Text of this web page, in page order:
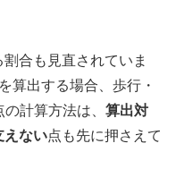
合も見直されていま
算出する場合、歩行・
計算方法は、 算出対
えない点も先に押さえて